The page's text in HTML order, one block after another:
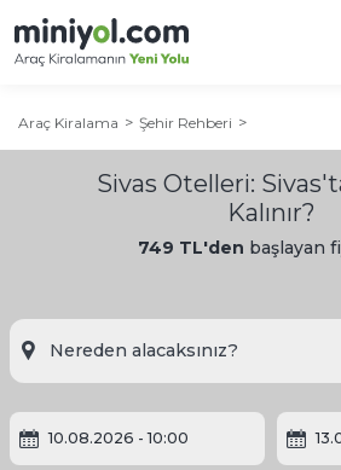
Araç Kiralama Şehir Rehberi
Sivas Otelleri:
Kalınır?
749 TL'den başlayan
10.08.2026 - 10:00